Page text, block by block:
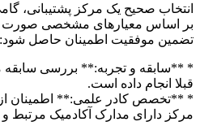
انتخاب صحیح یک مرکز پشتیبانی،
بر اساس معیارهای مشخصی صورت
تضمین موفقیت اطمینان حاصل شود:
* **سابقه و تجربه:** بررسی
قبلا انجام داده است.
* **تخصص کادر علمی:** اطمینان
مرکز دارای مدارک آکادمیک مرتبط